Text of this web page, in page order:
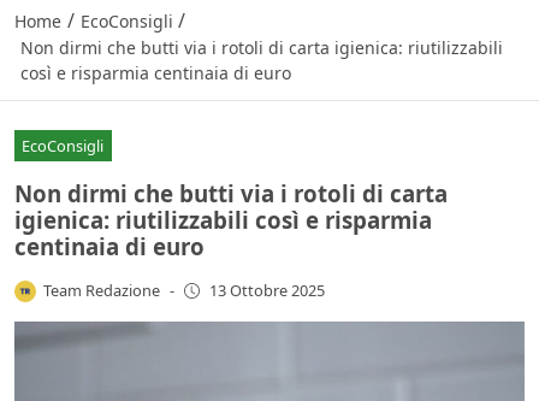
Home / EcoConsigli /
Non dirmi che butti via i rotoli di carta igienica: riutilizzabili
così e risparmia centinaia di euro
EcoConsigli
Non dirmi che butti via i rotoli di carta
igienica: riutilizzabili così e risparmia
centinaia di euro
Team Redazione - 13 Ottobre 2025